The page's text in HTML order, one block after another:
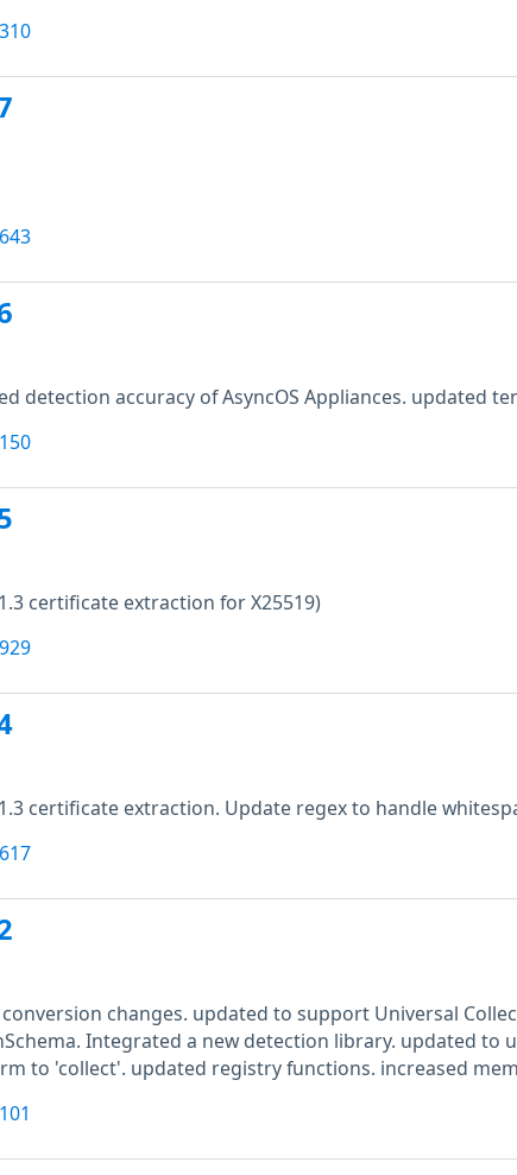
detection accuracy of AsyncOS Appliances. updated
1.3 certificate extraction for X25519)
1.3 certificate extraction. Update regex to handle
changes. updated to support Universal
Integrated a new detection library. updated
to 'collect'. updated registry functions. increased